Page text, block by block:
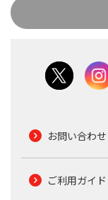
お問い合わせ
ご利用ガイド